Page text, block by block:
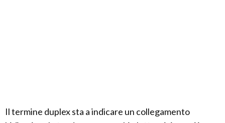
Il termine duplex sta a indicare un collegamento